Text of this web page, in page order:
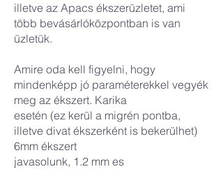
illetve az Apacs ékszerüzletet, ami
több bevásárlóközpontban is van
üzletük.
Amire oda kell figyelni, hogy
mindenképp jó paraméterekkel vegyék
meg az ékszert. Karika
esetén (ez kerül a migrén pontba,
illetve divat ékszerként is bekerülhet)
6mm ékszert
javasolunk, 1.2 mm es